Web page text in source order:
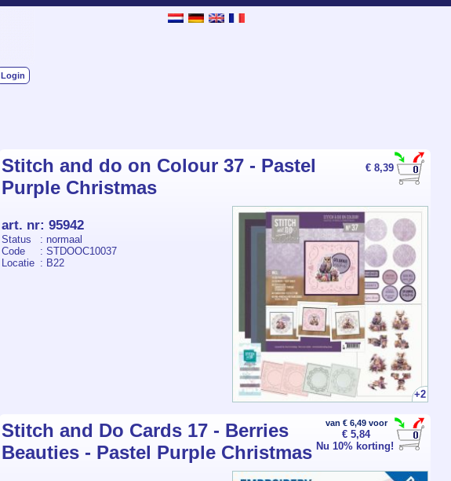
Login
€ 8,39
Stitch and do on Colour 37 - Pastel
Purple Christmas
+2
art. nr: 95942
Status
: normaal
Code
: STDOOC10037
Locatie : B22
van € 6,49 voor
€ 5,84
Nu 10% korting!
Stitch and Do Cards 17 - Berries
Beauties - Pastel Purple Christmas